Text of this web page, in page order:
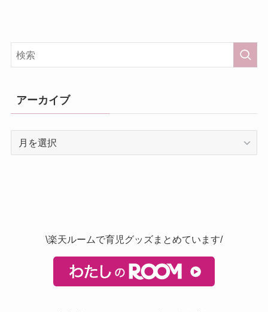
アーカイブ
\楽天ルームで育児グッズまとめています/